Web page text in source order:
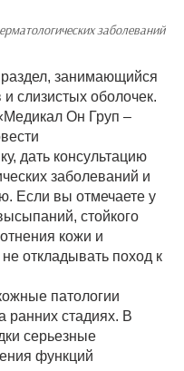
заболеваний
занимающийся
слизистых оболочек.
Он Груп –
дать консультацию
заболеваний и
Если вы отмечаете у
стойкого
кожи и
откладывать поход к
патологии
ранних стадиях. В
серьезные
функций